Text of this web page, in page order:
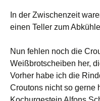
In der Zwischenzeit
einen Teller zum
Nun fehlen noch die
Weißbrotscheiben her,
Vorher habe ich die
Croutons nicht so gerne